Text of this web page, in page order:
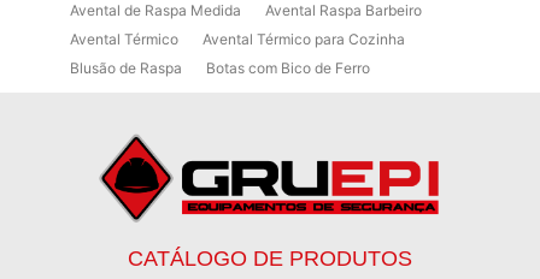
Avental de Raspa Medida
Avental Raspa Barbeiro
Avental Térmico
Avental Térmico para Cozinha
Blusão de Raspa
Botas com Bico de Ferro
Botinas
Botinas Bico de Ferro
Botinas de Segurança
Botinas de Trabalho
Botinas EPI
Botinas Masculinas para Trabalho
Calçados de Segurança
Calçados de Segurança Epi
CATÁLOGO DE PRODUTOS